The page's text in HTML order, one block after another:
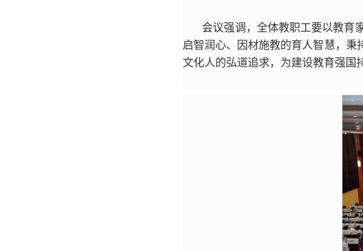
会议强调，全体教职工要以教育
启智润心、因材施教的育人智慧，
文化人的弘道追求，为建设教育强国